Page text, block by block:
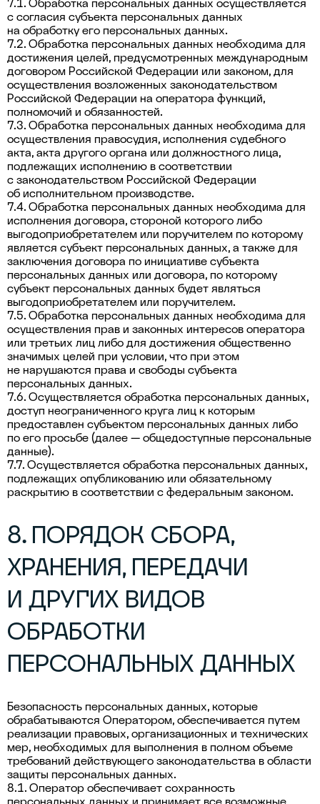
7.1. Обработка персональных данных осуществляется
с согласия субъекта персональных данных
на обработку его персональных данных.
7.2. Обработка персональных данных необходима для
достижения целей, предусмотренных международным
договором Российской Федерации или законом, для
осуществления возложенных законодательством
Российской Федерации на оператора функций,
полномочий и обязанностей.
7.3. Обработка персональных данных необходима для
осуществления правосудия, исполнения судебного
акта, акта другого органа или должностного лица,
подлежащих исполнению в соответствии
с законодательством Российской Федерации
об исполнительном производстве.
7.4. Обработка персональных данных необходима для
исполнения договора, стороной которого либо
выгодоприобретателем или поручителем по которому
является субъект персональных данных, а также для
заключения договора по инициативе субъекта
персональных данных или договора, по которому
субъект персональных данных будет являться
выгодоприобретателем или поручителем.
7.5. Обработка персональных данных необходима для
осуществления прав и законных интересов оператора
или третьих лиц либо для достижения общественно
значимых целей при условии, что при этом
не нарушаются права и свободы субъекта
персональных данных.
7.6. Осуществляется обработка персональных данных,
доступ неограниченного круга лиц к которым
предоставлен субъектом персональных данных либо
по его просьбе (далее — общедоступные персональные
данные).
7.7. Осуществляется обработка персональных данных,
подлежащих опубликованию или обязательному
раскрытию в соответствии с федеральным законом.
8. ПОРЯДОК СБОРА,
ХРАНЕНИЯ, ПЕРЕДАЧИ
И ДРУГИХ ВИДОВ
ОБРАБОТКИ
ПЕРСОНАЛЬНЫХ ДАННЫХ
Безопасность персональных данных, которые
обрабатываются Оператором, обеспечивается путем
реализации правовых, организационных и технических
мер, необходимых для выполнения в полном объеме
требований действующего законодательства в области
защиты персональных данных.
8.1. Оператор обеспечивает сохранность